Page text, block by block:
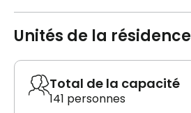
Unités de la résidence
Total de la capacité
141 personnes